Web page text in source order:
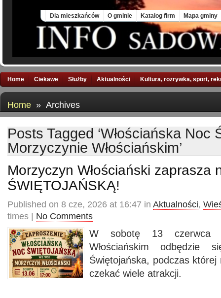
Dla mieszkańców O gminie Katalog firm Mapa gminy
Home Ciekawe Służby Aktualności Kultura, rozrywka, sport,
Home » Archives
Posts Tagged ‘Włościańska Noc
Morzyczynie Włościańskim’
Morzyczyn Włościański zaprasza
ŚWIĘTOJAŃSKĄ!
Published on 8 cze, 2026 at 16:47 in Aktualności,
times | No Comments
W sobotę 13 czerwca
Włościańskim odbędzie
Świętojańska, podczas
czekać wiele atrakcji.